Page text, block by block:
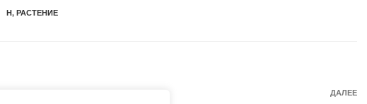
МЕТКИ
H, РАСТЕНИЕ
ДАЛЕЕ